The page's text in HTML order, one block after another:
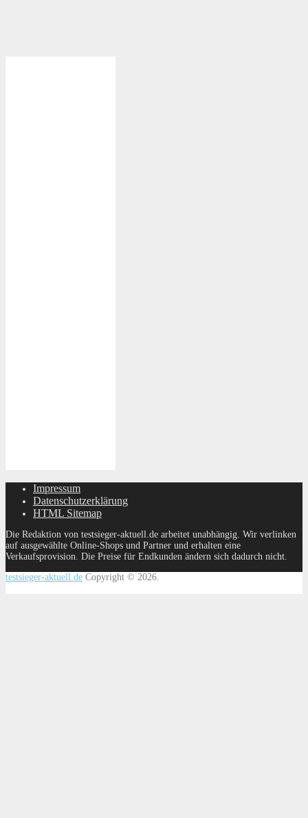
Impressum
Datenschutzerklärung
HTML Sitemap
Die Redaktion von testsieger-aktuell.de arbeitet unabhängig. Wir verlinken
auf ausgewählte Online-Shops und Partner und erhalten eine
Verkaufsprovision. Die Preise für Endkunden ändern sich dadurch nicht.
testsieger-aktuell.de Copyright © 2026.